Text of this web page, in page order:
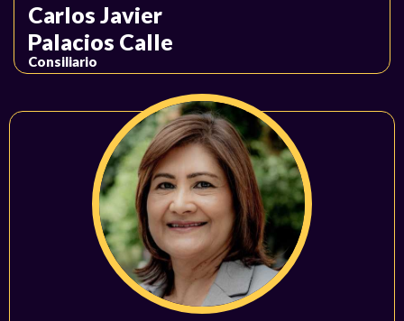
Carlos Javier
Palacios Calle
Consiliario